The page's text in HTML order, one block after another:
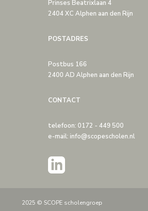
Prinses Beatrixlaan 4
2404 XC Alphen aan den Rijn
POSTADRES
Postbus 166
2400 AD Alphen aan den Rijn
CONTACT
telefoon: 0172 - 449 500
e-mail: info@scopescholen.nl
2025 © SCOPE scholengroep